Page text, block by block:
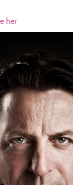
her